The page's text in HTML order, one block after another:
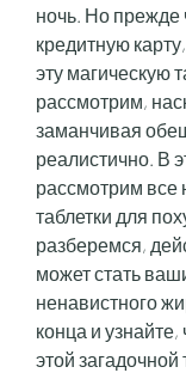
ночь. Но прежде
кредитную
эту магическую
рассмотрим,
заманчивая
реалистично. В
рассмотрим
таблетки для
разберемся,
может стать
ненавистного
конца и узнайте,
этой загадочной